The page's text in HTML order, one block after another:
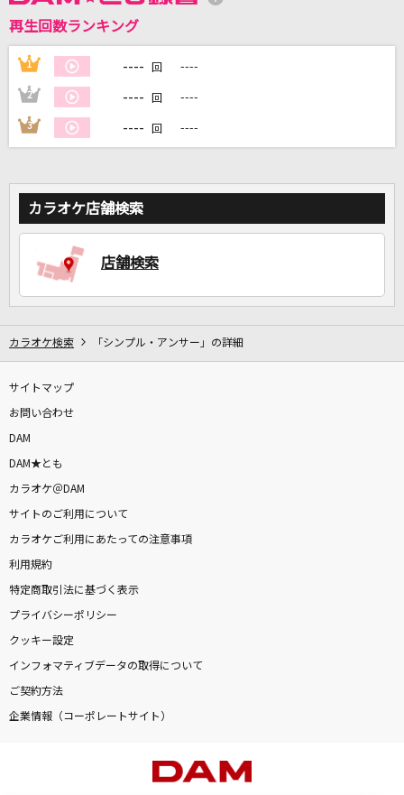
カラオケをもっと楽しもう！
家族や友達と一緒に！練習にも！
再生回数ランキング
1 ---- 回 ----
2 ---- 回 ----
3 ---- 回 ----
カラオケ店舗検索
店舗検索
カラオケ検索 「シンプル・アンサー」の詳細
サイトマップ
お問い合わせ
DAM
DAM★とも
カラオケ＠DAM
サイトのご利用について
カラオケご利用にあたっての注意事項
利用規約
特定商取引法に基づく表示
プライバシーポリシー
クッキー設定
インフォマティブデータの取得について
ご契約方法
企業情報（コーポレートサイト）